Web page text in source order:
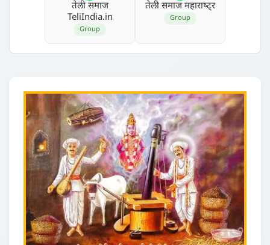
तेली समाज
TeliIndia.in
Group
तेली समाज महाराष्‍ट्र
Group